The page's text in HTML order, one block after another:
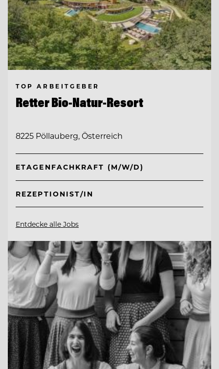
TOP ARBEITGEBER
Retter Bio-Natur-Resort
8225 Pöllauberg, Österreich
ETAGENFACHKRAFT (M/W/D)
REZEPTIONIST/IN
Entdecke alle Jobs